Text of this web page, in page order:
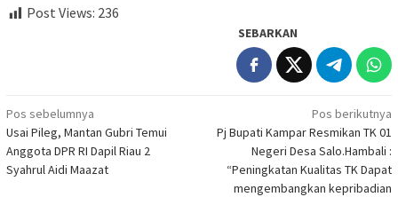
Post Views: 236
SEBARKAN
Navigasi
pos
Pos sebelumnya
Usai Pileg, Mantan Gubri Temui
Anggota DPR RI Dapil Riau 2
Syahrul Aidi Maazat
Pos berikutnya
Pj Bupati Kampar Resmikan TK 01
Negeri Desa Salo.Hambali :
“Peningkatan Kualitas TK Dapat
mengembangkan kepribadian